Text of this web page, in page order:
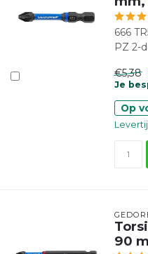
666
PZ 2-
€5,38
Je
Op
90